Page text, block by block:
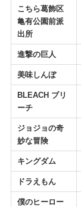
こちら葛飾区
亀有公園前派
出所
進撃の巨人
美味しんぼ
BLEACH ブリ
ーチ
ジョジョの奇
妙な冒険
キングダム
ドラえもん
僕のヒーロー